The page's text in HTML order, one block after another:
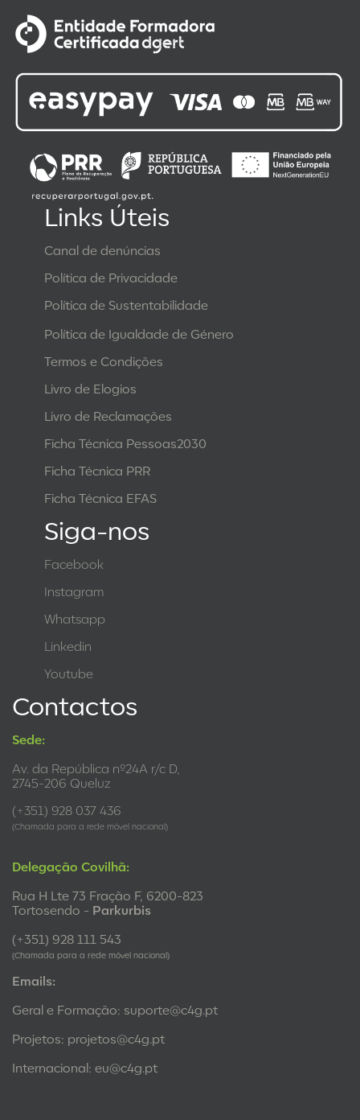
Links Úteis
Canal de denúncias
Política de Privacidade
Política de Sustentabilidade
Política de Igualdade de Género
Termos e Condições
Livro de Elogios
Livro de Reclamações
Ficha Técnica Pessoas2030
Ficha Técnica PRR
Ficha Técnica EFAS
Siga-nos
Facebook
Instagram
Whatsapp
Linkedin
Youtube
Contactos
Sede:
Av. da República nº24A r/c D,
2745-206 Queluz
(+351) 928 037 436
(Chamada para a rede móvel nacional)
Delegação Covilhã:
Rua H Lte 73 Fração F, 6200-823
Tortosendo - Parkurbis
(+351) 928 111 543
(Chamada para a rede móvel nacional)
Emails:
Geral e Formação: suporte@c4g.pt
Projetos: projetos@c4g.pt
Internacional: eu@c4g.pt